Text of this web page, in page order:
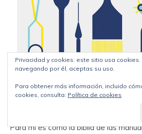
Mundo Craft, editorial
Para mi es como la biblia de las
Privacidad y cookies: este sitio usa cookies.
navegando por él, aceptas su uso.
Para obtener más información, incluido
cookies, consulta: Política de cookies